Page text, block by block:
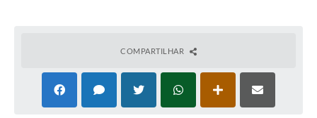
COMPARTILHAR